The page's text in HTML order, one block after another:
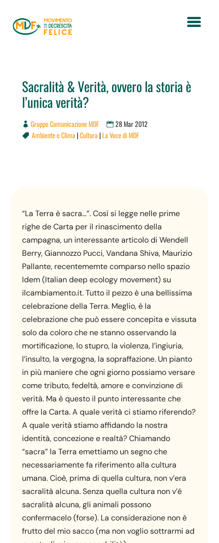
Sacralità & Verità, ovvero la storia è
l’unica verità?
Gruppo Comunicazione MDF 28 Mar 2012
 Ambiente e Clima |Cultura |La Voce di MDF
“La Terra è sacra…”. Così si legge nelle prime
righe de Carta per il rinascimento della
campagna, un interessante articolo di Wendell
Berry, Giannozzo Pucci, Vandana Shiva, Maurizio
Pallante, recentememte comparso nello spazio
Idem (Italian deep ecology movement) su
ilcambiamento.it. Tutto il pezzo è una bellissima
celebrazione della Terra. Meglio, è la
celebrazione che può essere concepita e vissuta
solo da coloro che ne stanno osservando la
mortificazione, lo stupro, la violenza, l’ingiuria,
l’insulto, la vergogna, la sopraffazione. Un pianto
in più maniere che ogni giorno possiamo versare
come tributo, fedeltà, amore e convinzione di
verità. Ma è questo il punto interessante che
offre la Carta. A quale verità ci stiamo riferendo?
A quale verità stiamo affidando la nostra
identità, concezione e realtà? Chiamando
“sacra” la Terra emettiamo un segno che
necessariamente fa riferimento alla cultura
umana. Cioè, prima di quella cultura, non v’era
sacralità alcuna. Senza quella cultura non v’é
sacralità alcuna, gli animali possono
confermacelo (forse). La considerazione non è
frutto del mio sacco (ma non voglio sottrarmi ad